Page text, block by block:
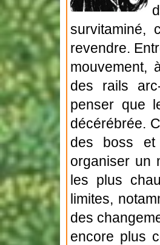
survitaminé,
revendre.
mouvement,
des rails
penser que
décérébrée.
des boss
organiser un
les plus
limites,
des
encore plus